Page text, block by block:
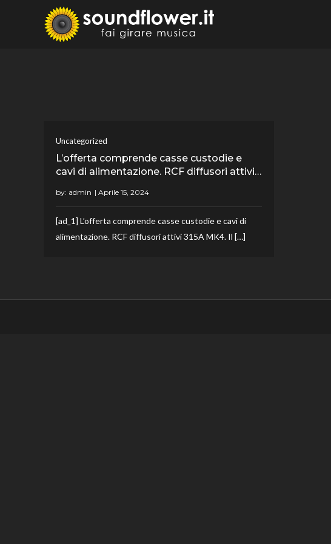
Uncategorized
L’offerta comprende casse custodie e
cavi di alimentazione. RCF diffusori attivi…
by: admin
[ad_1] L’offerta comprende casse custodie e cavi di
alimentazione. RCF diffusori attivi 315A MK4. Il […]